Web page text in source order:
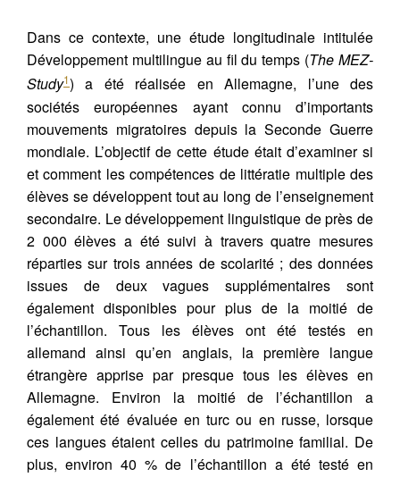
Dans ce contexte, une étude longitudinale intitulée
Développement multilingue au fil du temps (The MEZ-
Study1) a été réalisée en Allemagne, l’une des
sociétés européennes ayant connu d’importants
mouvements migratoires depuis la Seconde Guerre
mondiale. L’objectif de cette étude était d’examiner si
et comment les compétences de littératie multiple des
élèves se développent tout au long de l’enseignement
secondaire. Le développement linguistique de près de
2 000 élèves a été suivi à travers quatre mesures
réparties sur trois années de scolarité ; des données
issues de deux vagues supplémentaires sont
également disponibles pour plus de la moitié de
l’échantillon. Tous les élèves ont été testés en
allemand ainsi qu’en anglais, la première langue
étrangère apprise par presque tous les élèves en
Allemagne. Environ la moitié de l’échantillon a
également été évaluée en turc ou en russe, lorsque
ces langues étaient celles du patrimoine familial. De
plus, environ 40 % de l’échantillon a été testé en